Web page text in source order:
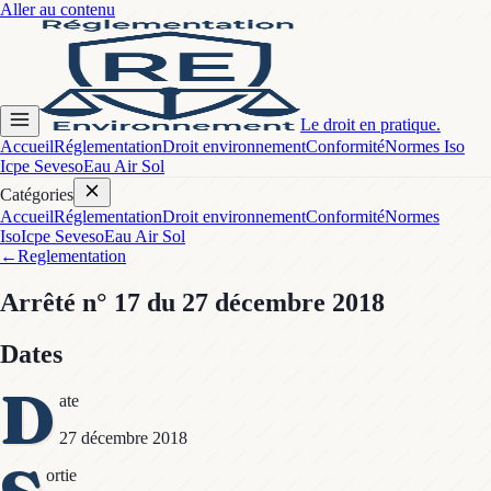
Aller au contenu
Le droit en pratique.
AccueilRéglementationDroit environnementConformitéNormes Iso
Icpe SevesoEau Air Sol
Catégories
AccueilRéglementationDroit environnementConformitéNormes
IsoIcpe SevesoEau Air Sol
←Reglementation
Arrêté n° 17 du 27 décembre 2018
Dates
D ate
27 décembre 2018
ortie